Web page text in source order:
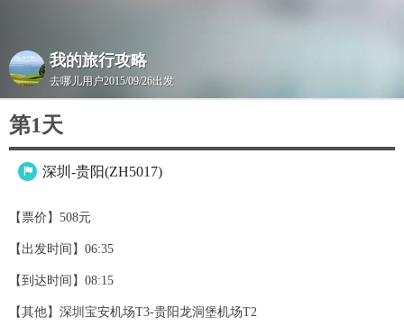
我的旅行攻略
去哪儿用户2015/09/26出发
第1天
 深圳-贵阳(ZH5017)
【票价】508元
【出发时间】06:35
【到达时间】08:15
【其他】深圳宝安机场T3-贵阳龙洞堡机场T2